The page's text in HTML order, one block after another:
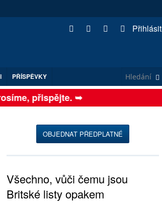
Přihlásit
PŘÍSPĚVKY
přispějte. ➥
OBJEDNAT PŘEDPLATNÉ
Všechno, vůči čemu jsou
Britské listy opakem